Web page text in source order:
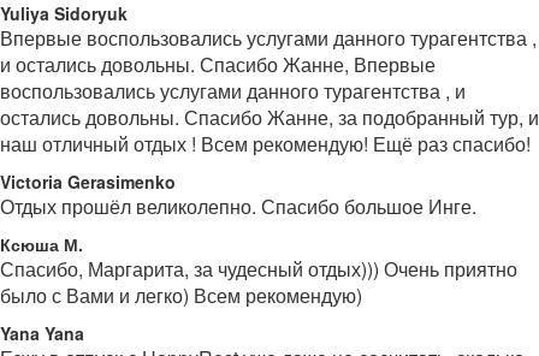
Yuliya Sidoryuk
Впервые воспользовались услугами данного турагентства ,
и остались довольны. Спасибо Жанне, Впервые
воспользовались услугами данного турагентства , и
остались довольны. Спасибо Жанне, за подобранный тур, и
наш отличный отдых ! Всем рекомендую! Ещё раз спасибо!
Victoria Gerasimenko
Отдых прошёл великолепно. Спасибо большое Инге.
Ксюша М.
Спасибо, Маргарита, за чудесный отдых))) Очень приятно
было с Вами и легко) Всем рекомендую)
Yana Yana